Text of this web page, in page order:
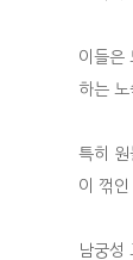
이들은
하는
특히 원
이 꺾
남궁성